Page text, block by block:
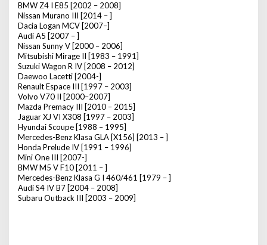
BMW Z4 I E85 [2002 – 2008]
Nissan Murano III [2014 – ]
Dacia Logan MCV [2007–]
Audi A5 [2007 – ]
Nissan Sunny V [2000 – 2006]
Mitsubishi Mirage II [1983 – 1991]
Suzuki Wagon R IV [2008 – 2012]
Daewoo Lacetti [2004-]
Renault Espace III [1997 – 2003]
Volvo V70 II [2000–2007]
Mazda Premacy III [2010 – 2015]
Jaguar XJ VI X308 [1997 – 2003]
Hyundai Scoupe [1988 – 1995]
Mercedes-Benz Klasa GLA [X156] [2013 – ]
Honda Prelude IV [1991 – 1996]
Mini One III [2007-]
BMW M5 V F10 [2011 – ]
Mercedes-Benz Klasa G I 460/461 [1979 – ]
Audi S4 IV B7 [2004 – 2008]
Subaru Outback III [2003 – 2009]